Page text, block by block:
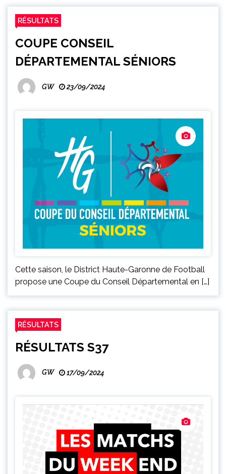
RÉSULTATS
COUPE CONSEIL
DÉPARTEMENTAL SÉNIORS
GW 23/09/2024
Cette saison, le District Haute-Garonne de Football
propose une Coupe du Conseil Départemental en […]
RÉSULTATS
RÉSULTATS S37
GW 17/09/2024